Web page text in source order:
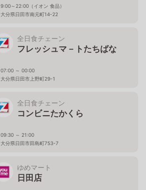
9:00～22:00（イオン 食品）
大分県日田市南元町14-22
全日食チェーン
フレッシュマ－トたちばな
07:00 ～ 00:00
大分県日田市上野町29-1
全日食チェーン
コンビニたかくら
09:30 ～ 21:00
大分県日田市田島町753-7
ゆめマート
日田店